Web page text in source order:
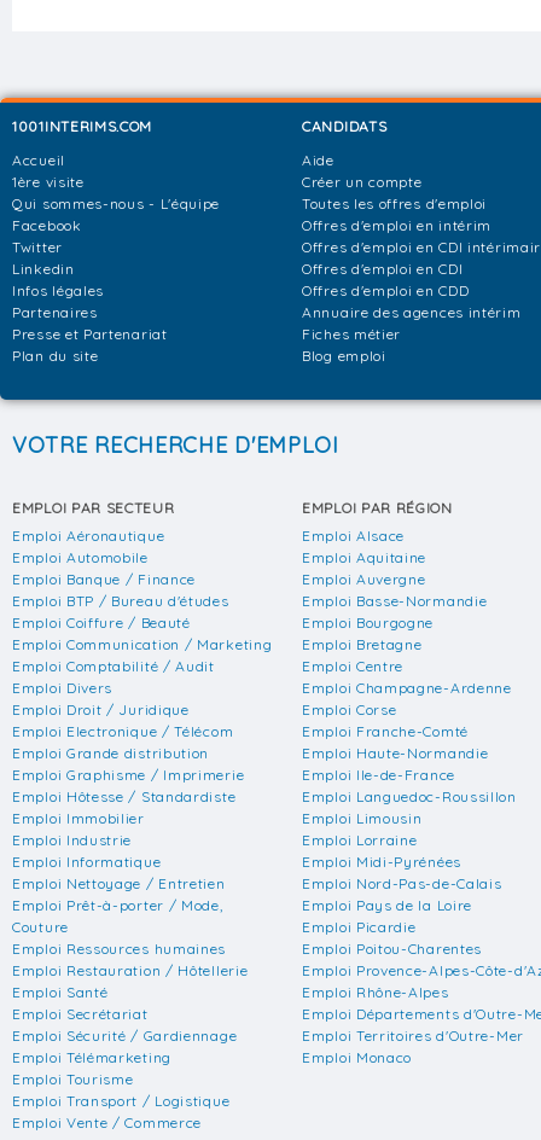
1001INTERIMS.COM
Accueil
1ère visite
Qui sommes-nous - L'équipe
Facebook
Twitter
Linkedin
Infos légales
Partenaires
Presse et Partenariat
Plan du site
CANDIDATS
Aide
Créer un compte
Toutes les offres d'emploi
Offres d'emploi en intérim
Offres d'emploi en CDI
Offres d'emploi en CDI
Offres d'emploi en CDD
Annuaire des agences intérim
Fiches métier
Blog emploi
VOTRE RECHERCHE D'EMPLOI
EMPLOI PAR SECTEUR
Emploi Aéronautique
Emploi Automobile
Emploi Banque / Finance
Emploi BTP / Bureau d'études
Emploi Coiffure / Beauté
Emploi Communication / Marketing
Emploi Comptabilité / Audit
Emploi Divers
Emploi Droit / Juridique
Emploi Electronique / Télécom
Emploi Grande distribution
Emploi Graphisme / Imprimerie
Emploi Hôtesse / Standardiste
Emploi Immobilier
Emploi Industrie
Emploi Informatique
Emploi Nettoyage / Entretien
Emploi Prêt-à-porter / Mode,
Couture
Emploi Ressources humaines
Emploi Restauration / Hôtellerie
Emploi Santé
Emploi Secrétariat
Emploi Sécurité / Gardiennage
Emploi Télémarketing
Emploi Tourisme
Emploi Transport / Logistique
Emploi Vente / Commerce
EMPLOI PAR RÉGION
Emploi Alsace
Emploi Aquitaine
Emploi Auvergne
Emploi Basse-Normandie
Emploi Bourgogne
Emploi Bretagne
Emploi Centre
Emploi Champagne-Ardenne
Emploi Corse
Emploi Franche-Comté
Emploi Haute-Normandie
Emploi Ile-de-France
Emploi Languedoc-Roussillon
Emploi Limousin
Emploi Lorraine
Emploi Midi-Pyrénées
Emploi Nord-Pas-de-Calais
Emploi Pays de la Loire
Emploi Picardie
Emploi Poitou-Charentes
Emploi Provence-Alpes-Côte-
Emploi Rhône-Alpes
Emploi Départements d'Outre-
Emploi Territoires d'Outre-Mer
Emploi Monaco